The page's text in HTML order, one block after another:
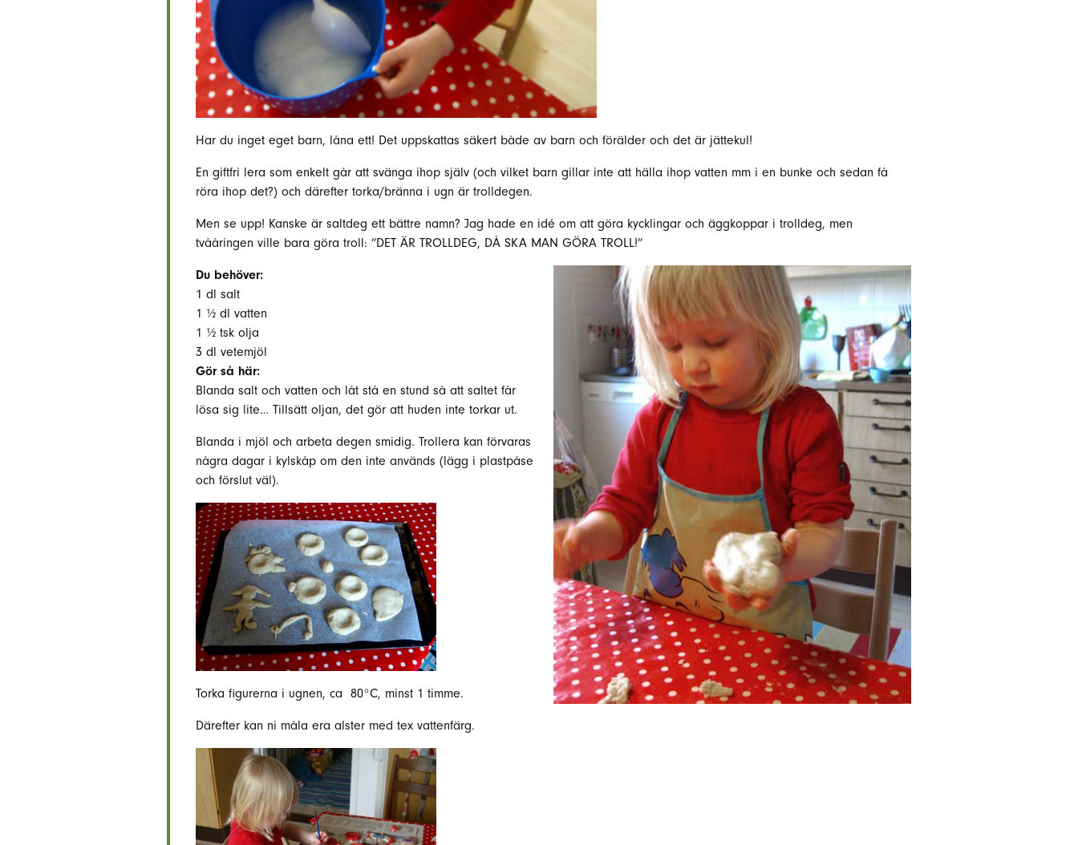
Har du inget eget barn, låna ett! Det uppskattas säkert både av barn och förälder och det är jättekul!
En giftfri lera som enkelt går att svänga ihop själv (och vilket barn gillar inte att hälla ihop vatten mm i en bunke och sedan få
röra ihop det?) och därefter torka/bränna i ugn är trolldegen.
Men se upp! Kanske är saltdeg ett bättre namn? Jag hade en idé om att göra kycklingar och äggkoppar i trolldeg, men
tvååringen ville bara göra troll: ”DET ÄR TROLLDEG, DÅ SKA MAN GÖRA TROLL!”
Du behöver:
1 dl salt
1 ½ dl vatten
1 ½ tsk olja
3 dl vetemjöl
Gör så här:
Blanda salt och vatten och låt stå en stund så att saltet får
lösa sig lite… Tillsätt oljan, det gör att huden inte torkar ut.
Blanda i mjöl och arbeta degen smidig. Trollera kan förvaras
några dagar i kylskåp om den inte används (lägg i plastpåse
och förslut väl).
Torka figurerna i ugnen, ca 80°C, minst 1 timme.
Därefter kan ni måla era alster med tex vattenfärg.